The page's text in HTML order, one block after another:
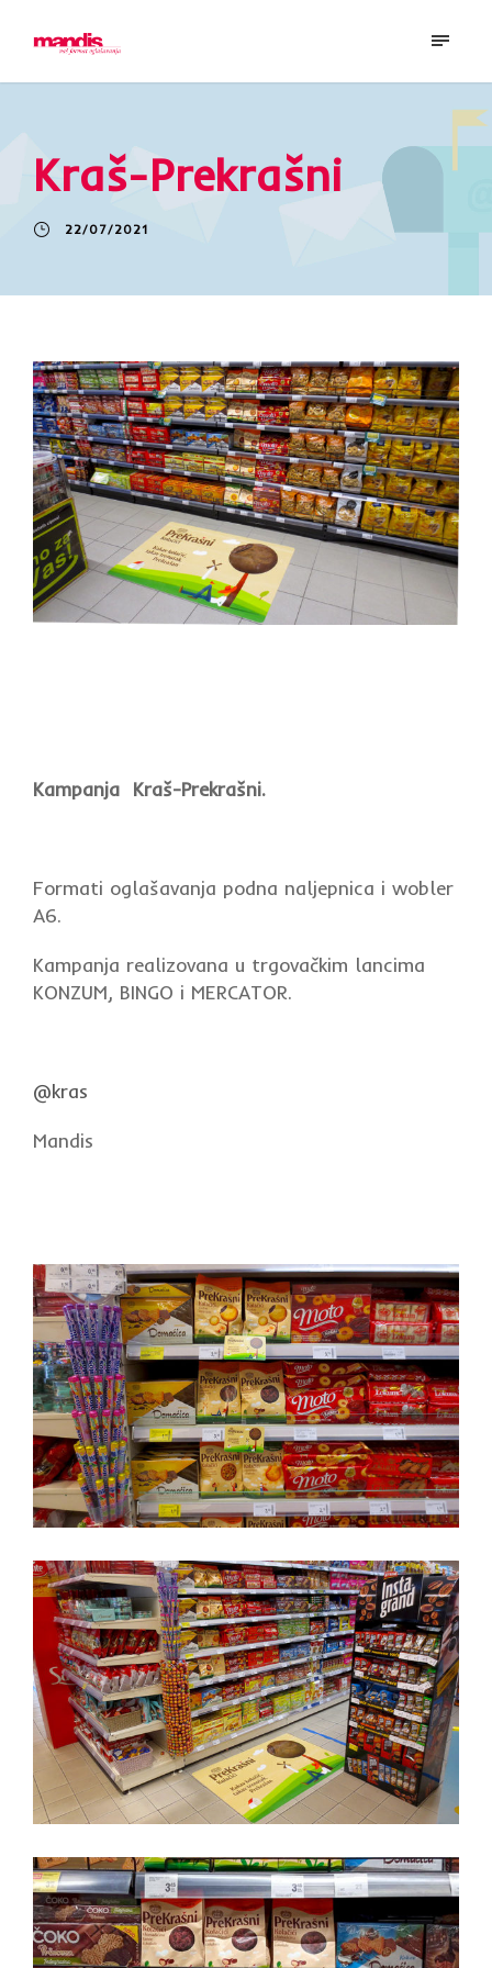
Kraš-Prekrašni
22/07/2021
Kampanja Kraš-Prekrašni.
Formati oglašavanja podna naljepnica i wobler
A6.
Kampanja realizovana u trgovačkim lancima
KONZUM, BINGO i MERCATOR.
@kras
Mandis